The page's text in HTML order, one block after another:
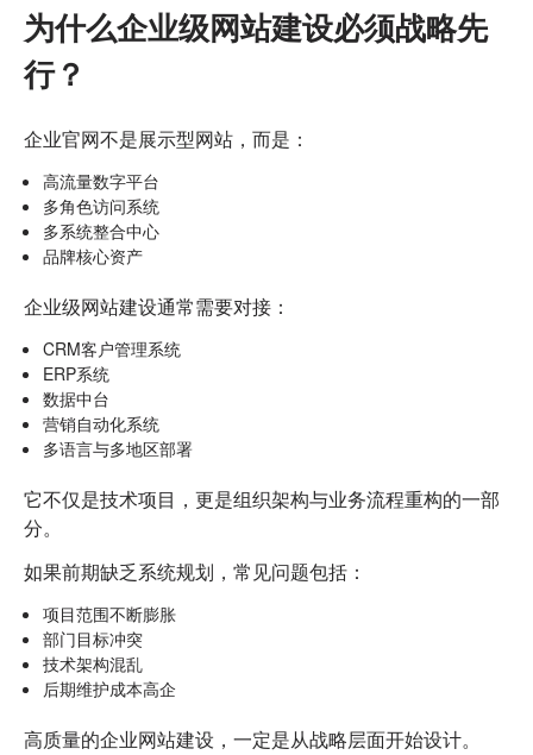
为什么企业级网站建设必须战略先
行？
企业官网不是展示型网站，而是：
高流量数字平台
多角色访问系统
多系统整合中心
品牌核心资产
企业级网站建设通常需要对接：
CRM客户管理系统
ERP系统
数据中台
营销自动化系统
多语言与多地区部署
它不仅是技术项目，更是组织架构与业务流程重构的一部
分。
如果前期缺乏系统规划，常见问题包括：
项目范围不断膨胀
部门目标冲突
技术架构混乱
后期维护成本高企
高质量的企业网站建设，一定是从战略层面开始设计。